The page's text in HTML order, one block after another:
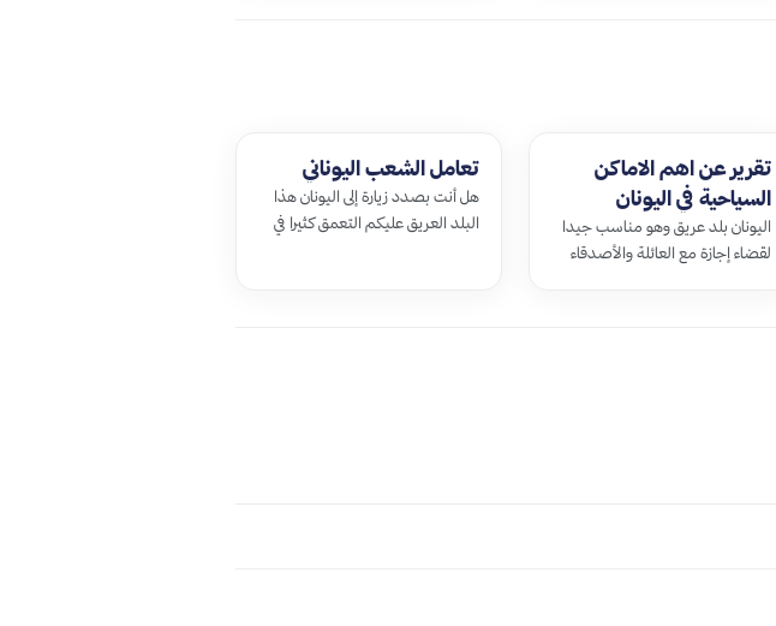
تقرير عن اهم الاماكن
السياحية في اليونان
اليونان بلد عريق وهو مناسب جيدا
لقضاء إجازة مع العائلة والأصدقاء
تعامل الشعب اليوناني
هل أنت بصدد زيارة إلى اليونان هذا
البلد العريق عليكم التعمق كثيرا في